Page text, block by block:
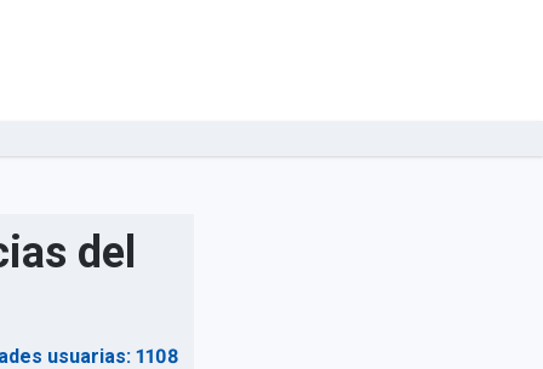
del
usuarias: 1108